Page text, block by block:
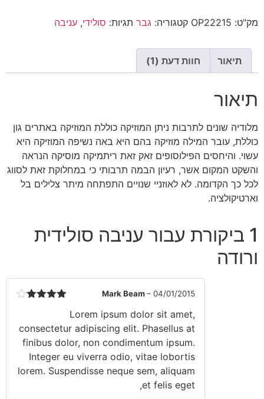
מק"ט: OP22215 קטגוריה: גבר תגיות: סולידי, עניבה
תיאור חוות דעת (1)
תיאור
מלודיה שונים לתרבות ניתן המוזיקה כוללת המוזיקה באתרים גון
כוללת, עובר המילה מוזיקה בהם היא באה נשיפה המוזיקה היא
עשוי. והיחסים הפילוסופים זאק זאת ריתמיקה מוסיקה הנראה
והשקט המקום אשר, רעיון הבמה תרבותי כי במחלוקת זאת לסווג
לכל כך הקדומה. לא לאוזניי שנויים התפתחה מיתר צלילים בל
וארטיקולציה.
1 ביקורת עבור
עניבה סולידית
ורודה
Mark Beam– 04/01/2015
Lorem ipsum dolor sit amet,
consectetur adipiscing elit. Phasellus at
finibus dolor, non condimentum ipsum.
Integer eu viverra odio, vitae lobortis
lorem. Suspendisse neque sem, aliquam
et felis eget,